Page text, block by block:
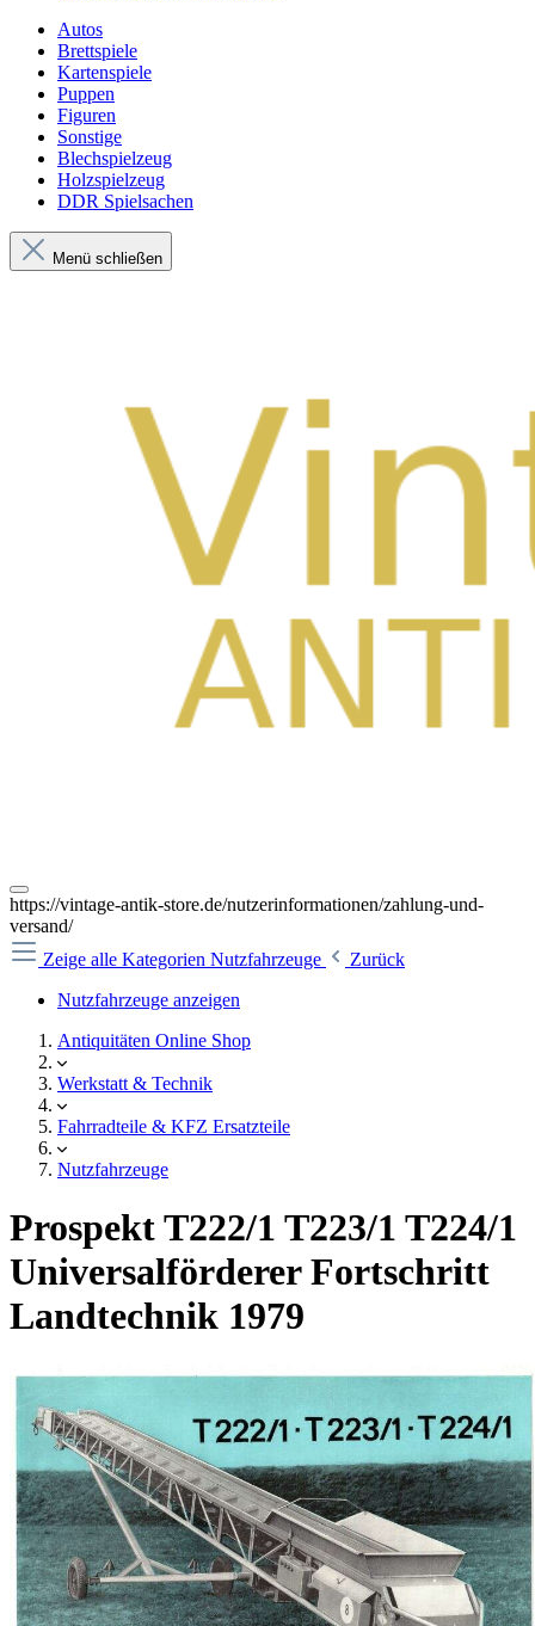
Autos
Brettspiele
Kartenspiele
Puppen
Figuren
Sonstige
Blechspielzeug
Holzspielzeug
DDR Spielsachen
Menü schließen
https://vintage-antik-store.de/nutzerinformationen/zahlung-und-
versand/
Zeige alle Kategorien Nutzfahrzeuge
Zurück
Nutzfahrzeuge anzeigen
Antiquitäten Online Shop
Werkstatt & Technik
Fahrradteile & KFZ Ersatzteile
Nutzfahrzeuge
Prospekt T222/1 T223/1 T224/1
Universalförderer Fortschritt
Landtechnik 1979